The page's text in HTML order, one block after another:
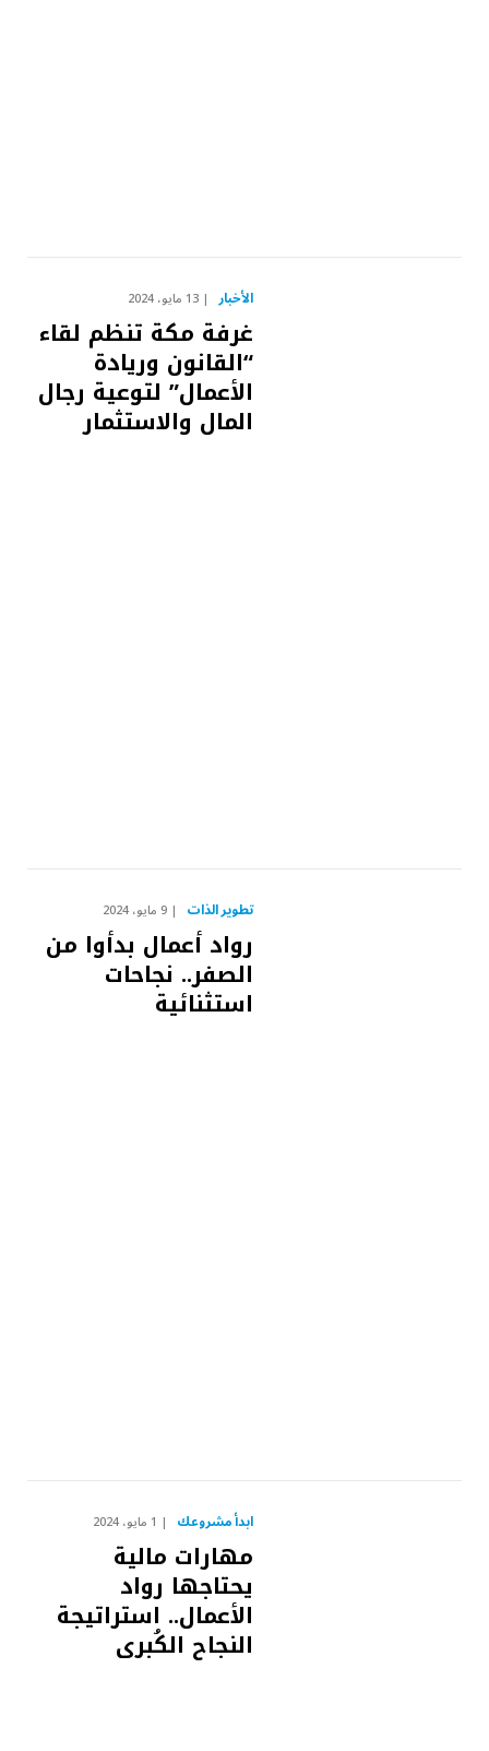
الأخبار 13 مايو، 2024
غرفة مكة تنظم لقاء
“القانون وريادة
الأعمال” لتوعية رجال
المال والاستثمار
تطوير الذات 9 مايو، 2024
رواد أعمال بدأوا من
الصفر.. نجاحات
استثنائية
ابدأ مشروعك 1 مايو، 2024
مهارات مالية
يحتاجها رواد
الأعمال.. استراتيجة
النجاح الكُبرى